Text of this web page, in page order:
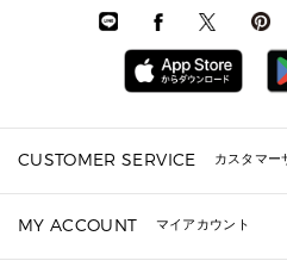
メンズ
メンズ 時計
メンズウ
▶ 財布
ミニ財布・フラグ
折り財布(二つ折
長財
▶ 小物
キーケ
定期ケース・カード
ポー
CUSTOMER SERVICE カスタマー
ギフト用にラッピングができますか？
ショッピングバッグを購入商品分送
MY ACCOUNT マイアカウント